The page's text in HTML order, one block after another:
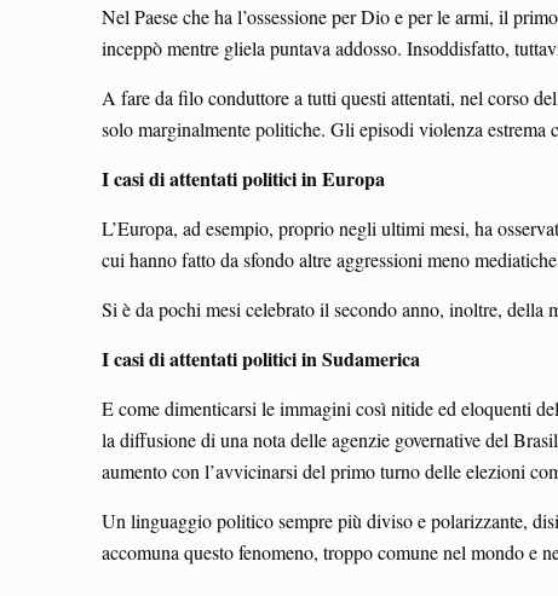
Nel Paese che ha l’ossessione per Dio e per le armi, il
inceppò mentre gliela puntava addosso. Insoddisfatto,
A fare da filo conduttore a tutti questi attentati, nel corso
solo marginalmente politiche. Gli episodi violenza
I casi di attentati politici in Europa
L’Europa, ad esempio, proprio negli ultimi mesi, ha
cui hanno fatto da sfondo altre aggressioni meno
Si è da pochi mesi celebrato il secondo anno, inoltre,
I casi di attentati politici in Sudamerica
E come dimenticarsi le immagini così nitide ed eloquenti
la diffusione di una nota delle agenzie governative del
aumento con l’avvicinarsi del primo turno delle elezioni
Un linguaggio politico sempre più diviso e polarizzante,
accomuna questo fenomeno, troppo comune nel mondo e